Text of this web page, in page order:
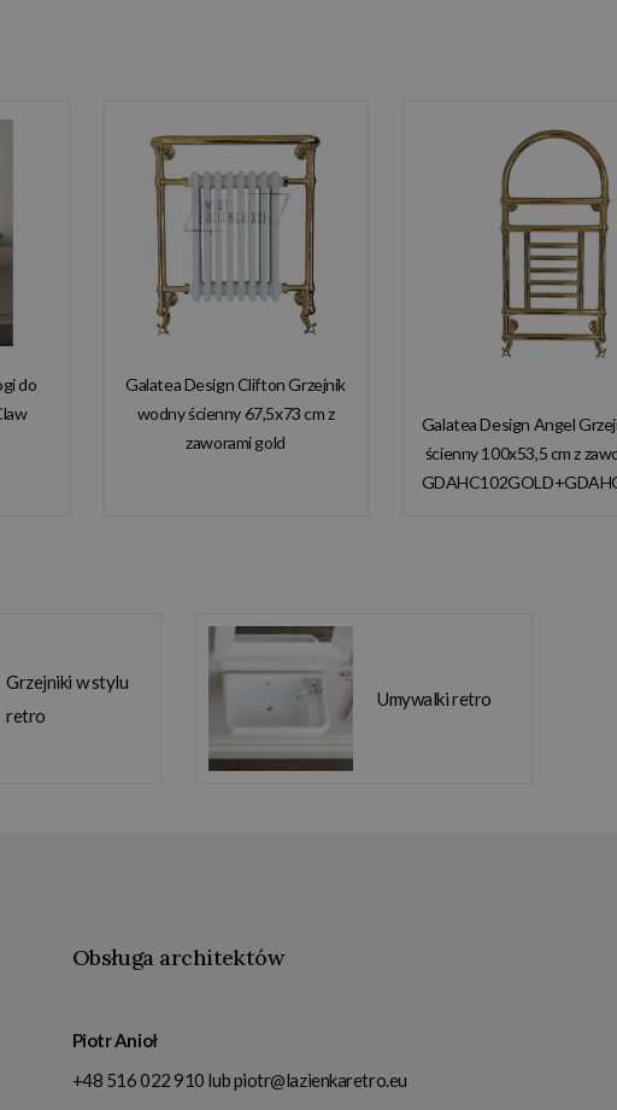
do
Galatea Design Clifton Grzejnik
wodny ścienny 67,5x73 cm z
zaworami gold
Galatea Design Angel
ścienny 100x53,5 cm z
Grzejniki w stylu
retro
Umywalki retro
Obsługa architektów
Piotr Anioł
+48 516 022 910 lubpiotr@lazienkaretro.eu